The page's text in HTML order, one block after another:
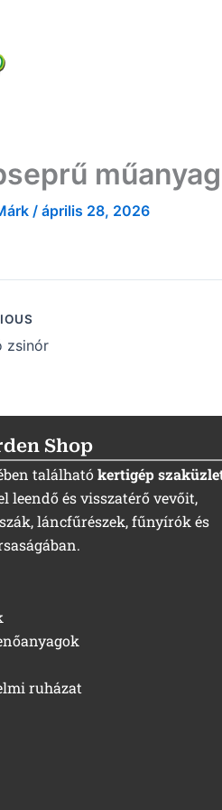
/ április 28, 2026
zsinór
Shop
találhatókertigép
leendő és visszatérő vevőit,
láncfűrészek, fűnyírók és
ruházat